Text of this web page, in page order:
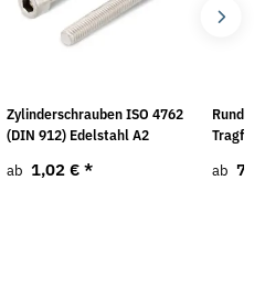
Zylinderschrauben ISO 4762
(DIN 912) Edelstahl A2
ab 1,02 € *
ab